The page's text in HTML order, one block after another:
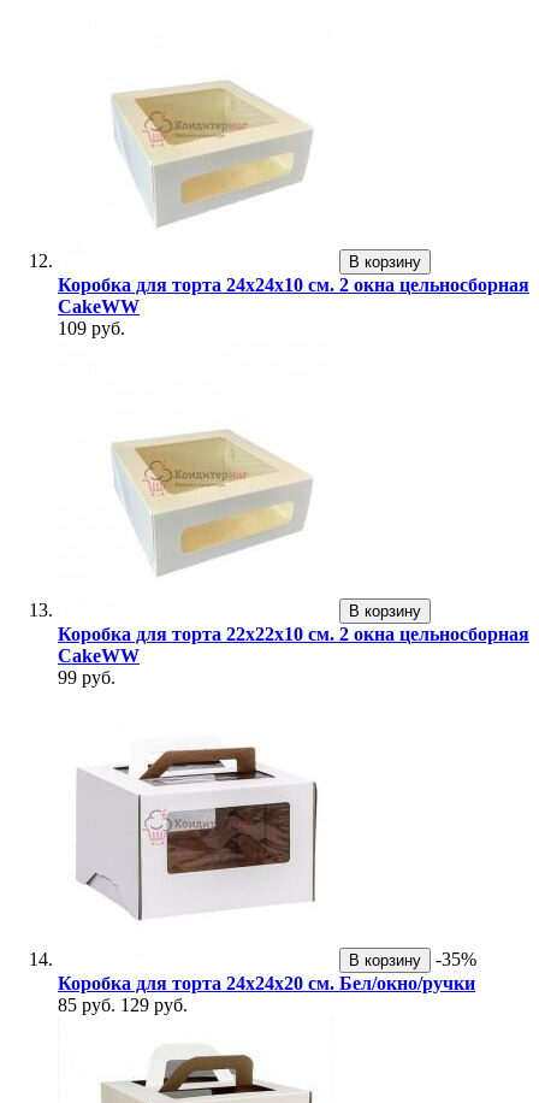
В корзину
Коробка для торта 24х24х10 см. 2 окна цельносборная
CakeWW
109 руб.
В корзину
Коробка для торта 22х22х10 см. 2 окна цельносборная
CakeWW
99 руб.
В корзину
-35%
Коробка для торта 24х24х20 см. Бел/окно/ручки
85 руб. 129 руб.